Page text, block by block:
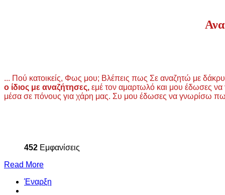
... Πού κατοικείς, Φως μου; Βλέπεις πως Σε αναζητώ με
ο ίδιος με αναζήτησες, εμέ τον αμαρτωλό και μου έδωσες
μέσα σε πόνους για χάρη μας. Συ μου έδωσες να γνωρίσω
452 Εμφανίσεις
Read More
Έναρξη